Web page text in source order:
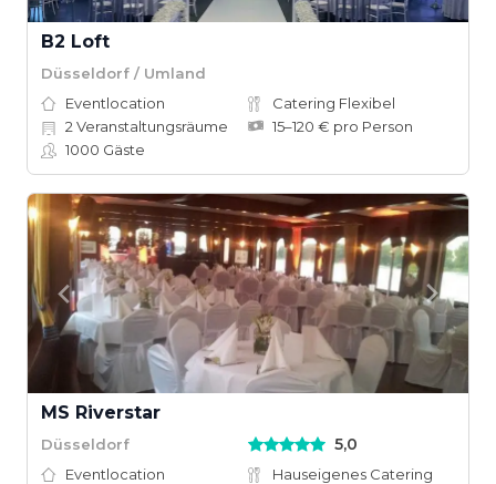
B2 Loft
Düsseldorf / Umland
Eventlocation
Catering Flexibel
2 Veranstaltungsräume
15–120 € pro Person
1000 Gäste
MS Riverstar
Düsseldorf 5,0
Eventlocation
Hauseigenes Catering